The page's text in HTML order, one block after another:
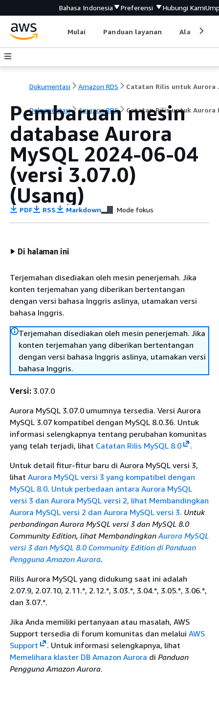
Bahasa Indonesia Preferensi Hubungi Kami
Mulai Panduan layanan Alat
Dokumentasi Amazon RDS
Dokumentasi Amazon RDS Catatan Rilis untuk Aurora
Pembaruan mesin
database Aurora
MySQL 2024-06-04
(versi 3.07.0)
(Usang)
PDF RSS Markdown Mode fokus
Di halaman ini
Terjemahan disediakan oleh mesin penerjemah. Jika
konten terjemahan yang diberikan bertentangan
dengan versi bahasa Inggris aslinya, utamakan versi
bahasa Inggris.
Terjemahan disediakan oleh mesin penerjemah. Jika
konten terjemahan yang diberikan bertentangan
dengan versi bahasa Inggris aslinya, utamakan versi
bahasa Inggris.
Versi: 3.07.0
Aurora MySQL 3.07.0 umumnya tersedia. Versi Aurora
MySQL 3.07 kompatibel dengan MySQL 8.0.36. Untuk
informasi selengkapnya tentang perubahan komunitas
yang telah terjadi, lihat Catatan Rilis MySQL 8.0
.
Untuk detail fitur-fitur baru di Aurora MySQL versi 3,
lihat Aurora MySQL versi 3 yang kompatibel dengan
MySQL 8.0. Untuk perbedaan antara Aurora MySQL
versi 3 dan Aurora MySQL versi 2, lihat Membandingkan
Aurora MySQL versi 2 dan Aurora MySQL versi 3. Untuk
perbandingan Aurora MySQL versi 3 dan MySQL 8.0
Community Edition, lihat MembandingkanAurora MySQL
versi 3 dan MySQL 8.0 Community Edition di Panduan
Pengguna Amazon Aurora.
Rilis Aurora MySQL yang didukung saat ini adalah
2.07.9, 2.07.10, 2.11.*, 2.12.*, 3.03.*, 3.04.*, 3.05.*, 3.06.*,
dan 3.07.*.
Jika Anda memiliki pertanyaan atau masalah, AWS
Support tersedia di forum komunitas dan melalui AWS
Support
. Untuk informasi selengkapnya, lihat
Memelihara klaster DB Amazon Aurora di Panduan
Pengguna Amazon Aurora.